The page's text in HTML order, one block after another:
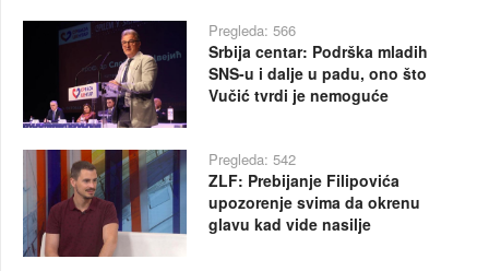
Pregleda: 566
Srbija centar: Podrška mladih
SNS-u i dalje u padu, ono što
Vučić tvrdi je nemoguće
Pregleda: 542
ZLF: Prebijanje Filipovića
upozorenje svima da okrenu
glavu kad vide nasilje